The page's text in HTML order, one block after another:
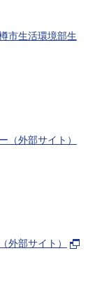
市生活環境部生
（外部サイト）
外部サイト）